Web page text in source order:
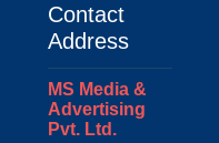
Contact
Address
MS Media &
Advertising
Pvt. Ltd.